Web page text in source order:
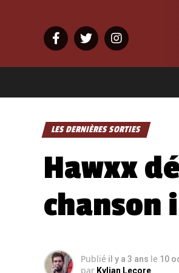
LES DERNIÈRES SORTIES
Hawxx
chanson
Publié il y a 3 ans le 10
par Kylian Lecore